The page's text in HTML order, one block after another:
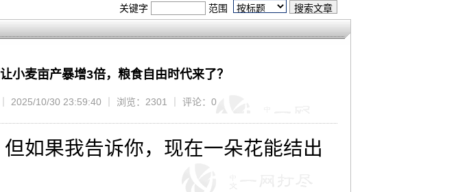
关键字 范围
小麦亩产暴增3倍，粮食自由时代来了？
2025/10/30 23:59:40 ｜ 浏览：2301 ｜ 评论：0
如果我告诉你，现在一朵花能结出